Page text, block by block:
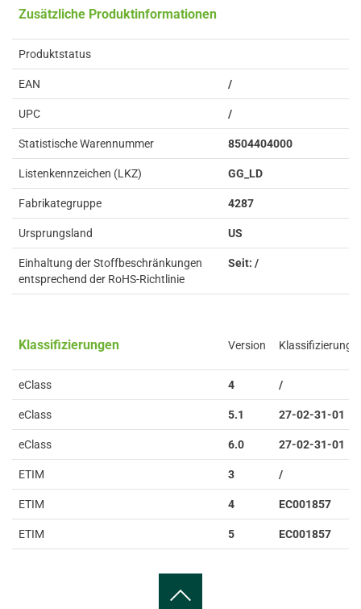
Zusätzliche Produktinformationen
Produktstatus
EAN /
UPC /
Statistische Warennummer 8504404000
Listenkennzeichen (LKZ) GG_LD
Fabrikategruppe 4287
Ursprungsland US
Einhaltung der Stoffbeschränkungen
entsprechend der RoHS-Richtlinie
Seit: /
Klassifizierungen Version Klassifizierung
eClass 4 /
eClass 5.1 27-02-31-01
eClass 6.0 27-02-31-01
ETIM 3 /
ETIM 4 EC001857
ETIM 5 EC001857